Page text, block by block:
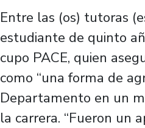
Entre las (os) tutoras
estudiante de quinto
cupo PACE, quien
como “una forma de
Departamento en un
la carrera. “Fueron un